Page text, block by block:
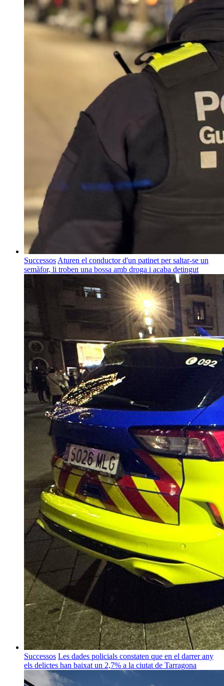
Successos Aturen el conductor d'un patinet per saltar-se un
semàfor, li troben una bossa amb droga i acaba detingut
Successos Les dades policials constaten que en el darrer any
els delictes han baixat un 2,7% a la ciutat de Tarragona